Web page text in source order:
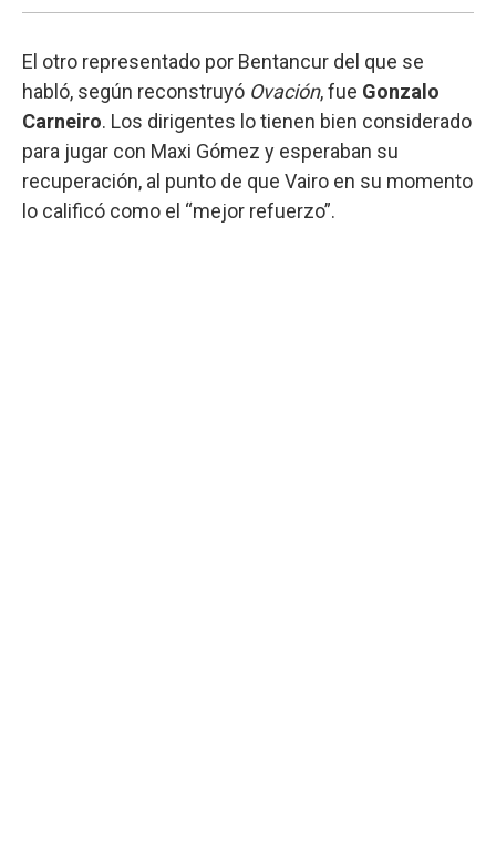
El otro representado por Bentancur del que se
habló, según reconstruyó Ovación, fue Gonzalo
Carneiro. Los dirigentes lo tienen bien considerado
para jugar con Maxi Gómez y esperaban su
recuperación, al punto de que Vairo en su momento
lo calificó como el “mejor refuerzo”.